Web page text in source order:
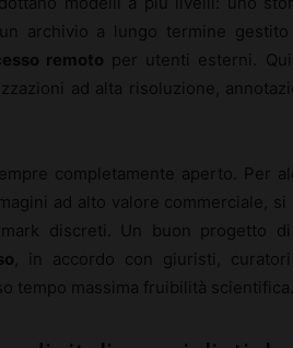
archivio a lungo termine
remoto per utenti esterni.
ad alta risoluzione,
completamente aperto. Per
ad alto valore commerciale,
discreti. Un buon progetto
, in accordo con giuristi,
tempo massima fruibilità scientifica.